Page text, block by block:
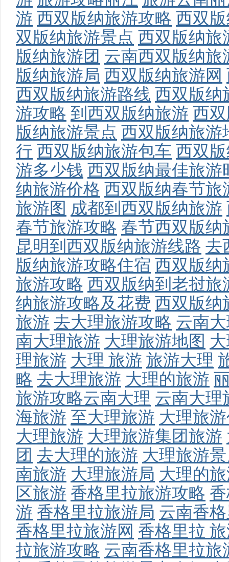
游 西双版纳旅游攻略 西双
双版纳旅游景点 西双版纳旅
版纳旅游团 云南西双版纳旅
版纳旅游局 西双版纳旅游网
西双版纳旅游路线 西双版纳
游攻略 到西双版纳旅游 西
版纳旅游景点 西双版纳旅游
行 西双版纳旅游包车 西双
游多少钱 西双版纳最佳旅游
纳旅游价格 西双版纳春节旅
旅游图 成都到西双版纳旅游
春节旅游攻略 春节西双版纳
昆明到西双版纳旅游线路 去
版纳旅游攻略住宿 西双版纳
旅游攻略 西双版纳到老挝旅
纳旅游攻略及花费 西双版纳
旅游 去大理旅游攻略 云南
南大理旅游 大理旅游地图
理旅游 大理 旅游 旅游大理
略 去大理旅游 大理的旅游
旅游攻略云南大理 云南大理
海旅游 至大理旅游 大理旅
大理旅游 大理旅游集团旅游
团 去大理的旅游 大理旅游
南旅游 大理旅游局 大理的
区旅游 香格里拉旅游攻略
游 香格里拉旅游局 云南香
香格里拉旅游网 香格里拉
拉旅游攻略 云南香格里拉旅